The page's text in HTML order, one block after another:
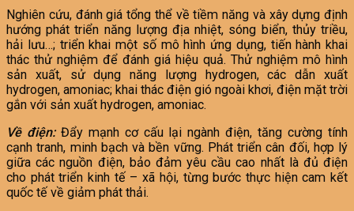
Nghiên cứu, đánh giá tổng thể về tiềm năng và xây dựng định
hướng phát triển năng lượng địa nhiệt, sóng biển, thủy triều,
hải lưu…; triển khai một số mô hình ứng dụng, tiến hành khai
thác thử nghiệm để đánh giá hiệu quả. Thử nghiệm mô hình
sản xuất, sử dụng năng lượng hydrogen, các dẫn xuất
hydrogen, amoniac; khai thác điện gió ngoài khơi, điện mặt trời
gắn với sản xuất hydrogen, amoniac.
Về điện: Đẩy mạnh cơ cấu lại ngành điện, tăng cường tính
cạnh tranh, minh bạch và bền vững. Phát triển cân đối, hợp lý
giữa các nguồn điện, bảo đảm yêu cầu cao nhất là đủ điện
cho phát triển kinh tế – xã hội, từng bước thực hiện cam kết
quốc tế về giảm phát thải.